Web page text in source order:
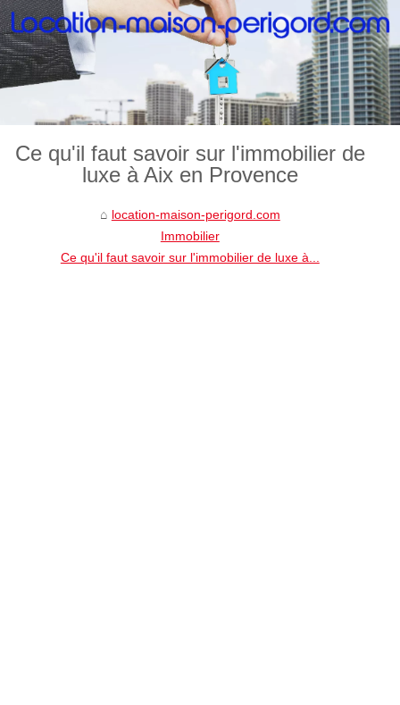
Ce qu'il faut savoir sur l'immobilier de
luxe à Aix en Provence
location-maison-perigord.com
Immobilier
Ce qu'il faut savoir sur l'immobilier de luxe à...